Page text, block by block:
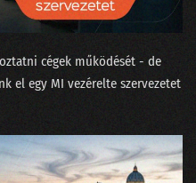
199 - Baráti szárnyasokkal Kína ellen avagy harci repülés az AI korában
197 - A sofőrt leckéztető Tesla esete az autonómiával
195 - Az USA-ban nem érdemes mérnöknek tanulni a H-1B miatt?
cégek működését - de
el egy MI vezérelte szervezetet